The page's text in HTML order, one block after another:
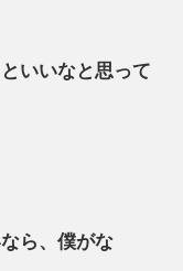
いいなと思って
ら、僕がな